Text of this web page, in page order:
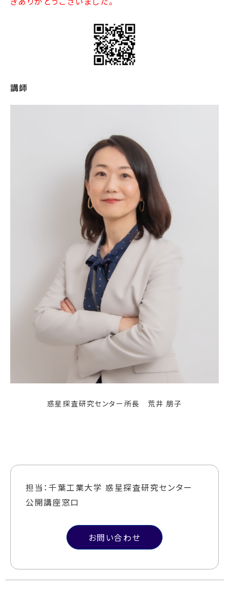
講師
惑星探査研究センター所長 荒井 朋子
担当：千葉工業大学 惑星探査研究センター
公開講座窓口
お問い合わせ